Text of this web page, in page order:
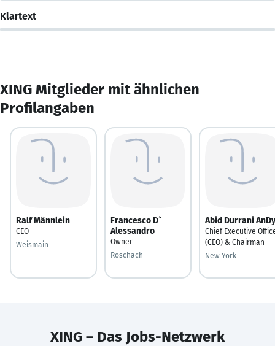
Klartext
XING Mitglieder mit ähnlichen
Profilangaben
Ralf Männlein
CEO
Weismain
Francesco D`
Alessandro
Owner
Roschach
Abid Durrani AnDy
Chief Executive
(CEO) & Chairman
New York
XING – Das Jobs-Netzwerk